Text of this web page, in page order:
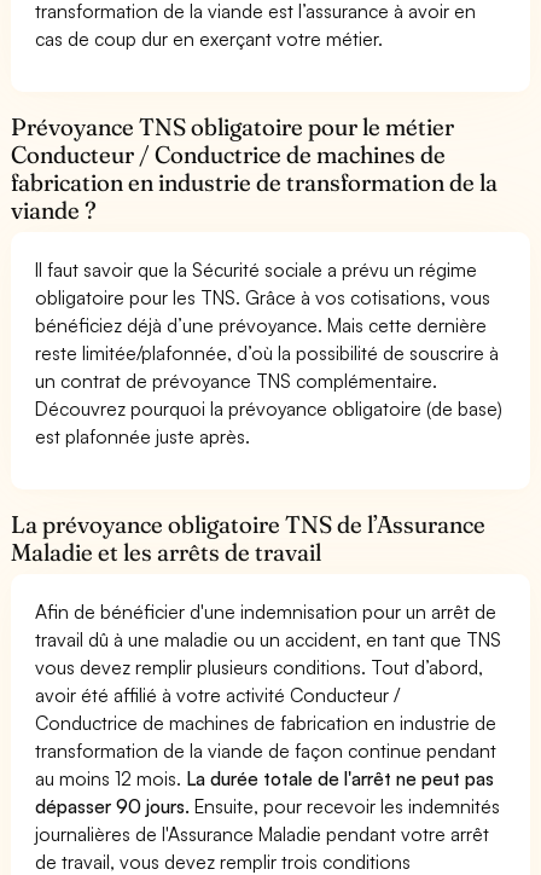
transformation de la viande est l’assurance à avoir en
cas de coup dur en exerçant votre métier.
Prévoyance TNS obligatoire pour le métier
Conducteur / Conductrice de machines de
fabrication en industrie de transformation de la
viande ?
Il faut savoir que la Sécurité sociale a prévu un régime
obligatoire pour les TNS. Grâce à vos cotisations, vous
bénéficiez déjà d’une prévoyance. Mais cette dernière
reste limitée/plafonnée, d’où la possibilité de souscrire à
un contrat de prévoyance TNS complémentaire.
Découvrez pourquoi la prévoyance obligatoire (de base)
est plafonnée juste après.
La prévoyance obligatoire TNS de l’Assurance
Maladie et les arrêts de travail
Afin de bénéficier d'une indemnisation pour un arrêt de
travail dû à une maladie ou un accident, en tant que TNS
vous devez remplir plusieurs conditions. Tout d’abord,
avoir été affilié à votre activité Conducteur /
Conductrice de machines de fabrication en industrie de
transformation de la viande de façon continue pendant
au moins 12 mois. La durée totale de l'arrêt ne peut pas
dépasser 90 jours. Ensuite, pour recevoir les indemnités
journalières de l'Assurance Maladie pendant votre arrêt
de travail, vous devez remplir trois conditions